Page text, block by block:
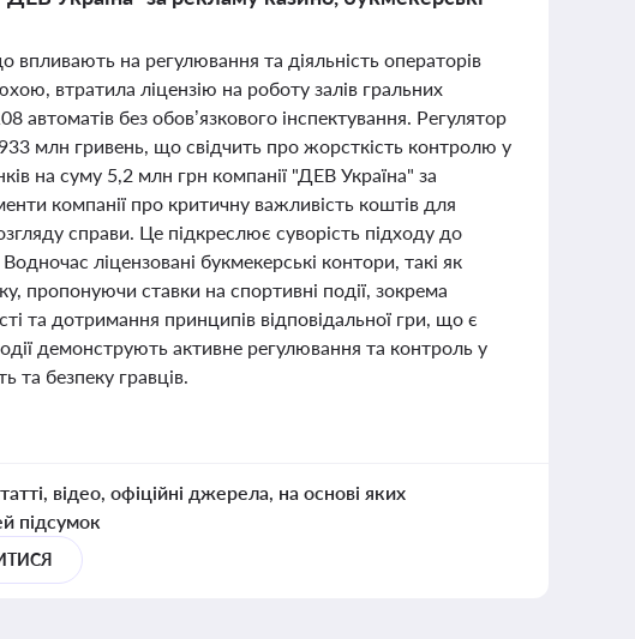
впливають на регулювання та діяльність операторів
втратила ліцензію на роботу залів гральних
автоматів без обов’язкового інспектування. Регулятор
млн гривень, що свідчить про жорсткість контролю у
на суму 5,2 млн грн компанії "ДЕВ Україна" за
компанії про критичну важливість коштів для
справи. Це підкреслює суворість підходу до
ліцензовані букмекерські контори, такі як
пропонуючи ставки на спортивні події, зокрема
та дотримання принципів відповідальної гри, що є
демонструють активне регулювання та контроль у
та безпеку гравців.
відео, офіційні джерела, на основі яких
підсумок